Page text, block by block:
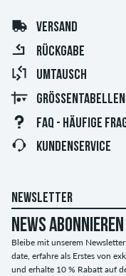
VERSAND
RÜCKGABE
UMTAUSCH
GRÖSSENTABELLEN
FAQ - HÄUFIGE
KUNDENSERVICE
NEWSLETTER
News abonnieren
Bleibe mit unserem
date, erfahre als Erstes von
und erhalte 10 % Rabatt auf